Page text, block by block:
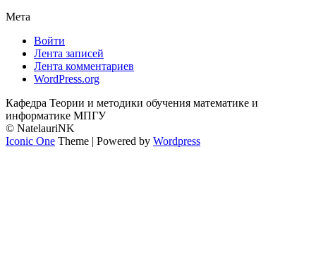
Мета
Войти
Лента записей
Лента комментариев
WordPress.org
Кафедра Теории и методики обучения математике и
информатике МПГУ
© NatelauriNK
Iconic One Theme | Powered by Wordpress